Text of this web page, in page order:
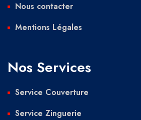
Nous contacter
Mentions Légales
Nos Services
Service Couverture
Service Zinguerie